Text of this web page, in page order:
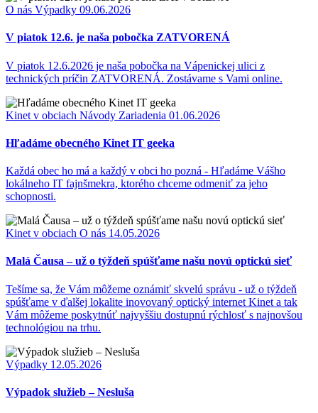
O nás Výpadky 09.06.2026
V piatok 12.6. je naša pobočka ZATVORENÁ
V piatok 12.6.2026 je naša pobočka na Vápenickej ulici z
technických príčin ZATVORENÁ. Zostávame s Vami online.
Kinet v obciach Návody Zariadenia 01.06.2026
Hľadáme obecného Kinet IT geeka
Každá obec ho má a každý v obci ho pozná - Hľadáme Vášho
lokálneho IT fajnšmekra, ktorého chceme odmeniť za jeho
schopnosti.
Kinet v obciach O nás 14.05.2026
Malá Čausa – už o týždeň spúšťame našu novú optickú sieť
Tešíme sa, že Vám môžeme oznámiť skvelú správu - už o týždeň
spúšťame v ďalšej lokalite inovovaný optický internet Kinet a tak
Vám môžeme poskytnúť najvyššiu dostupnú rýchlosť s najnovšou
technológiou na trhu.
Výpadky 12.05.2026
Výpadok služieb – Nesluša